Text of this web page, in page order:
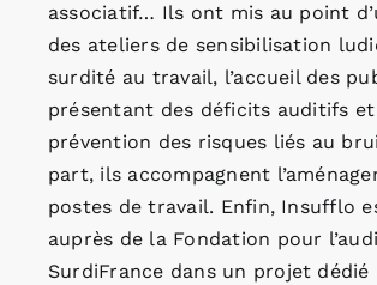
associatif… Ils ont mis au point
des ateliers de sensibilisation
surdité au travail, l’accueil des
présentant des déficits auditifs
prévention des risques liés au
part, ils accompagnent
postes de travail. Enfin, Insufflo
auprès de la Fondation pour
SurdiFrance dans un projet dédié